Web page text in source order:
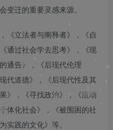
变迁的重要灵感来源。
《立法者与阐释者》，《自
通过社会学去思考》，《现
通告》，《后现代伦理
代道德》，《后现代性及其
》，《寻找政治》，《流动
体化社会》，《被围困的社
实践的文化》等。